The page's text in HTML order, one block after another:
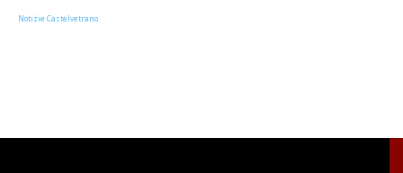
Notizie Castelvetrano